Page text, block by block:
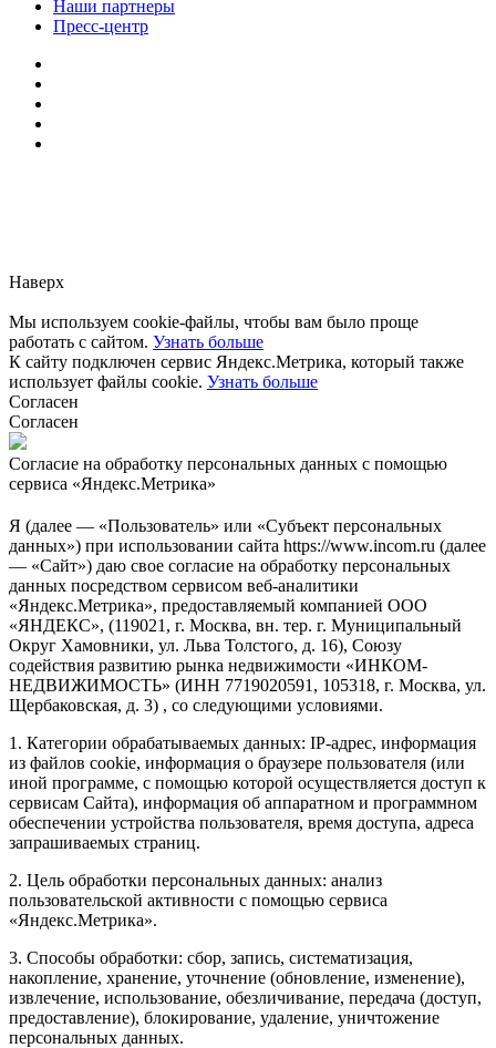
Наши партнеры
Пресс-центр
Наверх
Мы используем cookie-файлы, чтобы вам было проще
работать с сайтом. Узнать больше
К сайту подключен сервис Яндекс.Метрика, который также
использует файлы cookie. Узнать больше
Согласен
Согласен
Согласие на обработку персональных данных с помощью
сервиса «Яндекс.Метрика»
Я (далее — «Пользователь» или «Субъект персональных
данных») при использовании сайта https://www.incom.ru (далее
— «Сайт») даю свое согласие на обработку персональных
данных посредством сервисом веб-аналитики
«Яндекс.Метрика», предоставляемый компанией ООО
«ЯНДЕКС», (119021, г. Москва, вн. тер. г. Муниципальный
Округ Хамовники, ул. Льва Толстого, д. 16), Союзу
содействия развитию рынка недвижимости «ИНКОМ-
НЕДВИЖИМОСТЬ» (ИНН 7719020591, 105318, г. Москва, ул.
Щербаковская, д. 3) , со следующими условиями.
1. Категории обрабатываемых данных: IP-адрес, информация
из файлов cookie, информация о браузере пользователя (или
иной программе, с помощью которой осуществляется доступ к
сервисам Сайта), информация об аппаратном и программном
обеспечении устройства пользователя, время доступа, адреса
запрашиваемых страниц.
2. Цель обработки персональных данных: анализ
пользовательской активности с помощью сервиса
«Яндекс.Метрика».
3. Способы обработки: сбор, запись, систематизация,
накопление, хранение, уточнение (обновление, изменение),
извлечение, использование, обезличивание, передача (доступ,
предоставление), блокирование, удаление, уничтожение
персональных данных.